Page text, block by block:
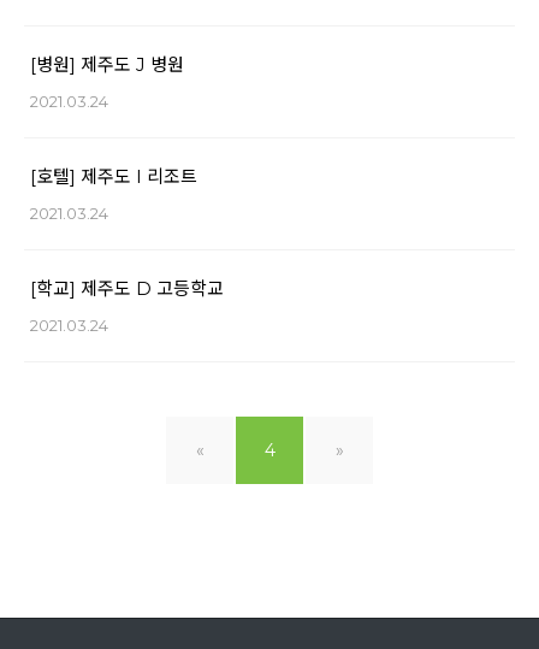
[병원] 제주도 J 병원
2021.03.24
[호텔] 제주도 I 리조트
2021.03.24
[학교] 제주도 D 고등학교
2021.03.24
« 4 »